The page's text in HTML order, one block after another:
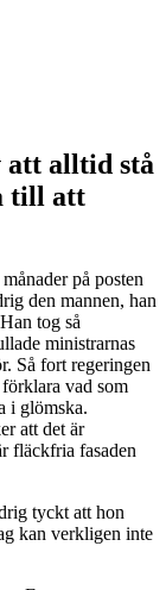
att alltid stå
till att
på posten
den mannen, han
tog så
ministrarnas
Så fort regeringen
vad som
i glömska.
att det är
fläckfria fasaden
tyckt att hon
kan verkligen inte